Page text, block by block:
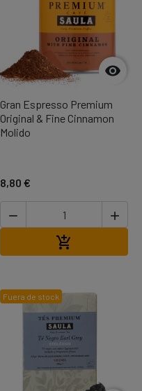

Gran Espresso Premium
Original & Fine Cinnamon
Molido
8,80 €
 

Fuera de stock